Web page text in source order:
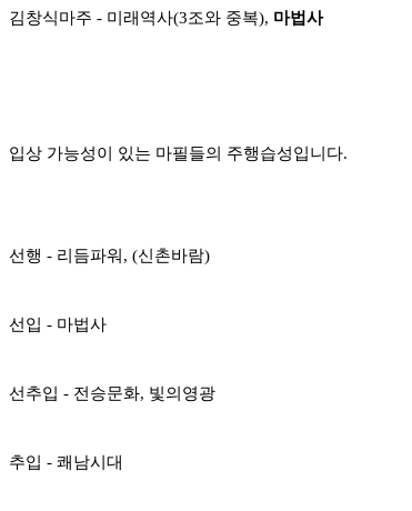
김창식마주 - 미래역사(3조와 중복), 마법사
입상 가능성이 있는 마필들의 주행습성입니다.
선행 - 리듬파워, (신촌바람)
선입 - 마법사
선추입 - 전승문화, 빛의영광
추입 - 쾌남시대